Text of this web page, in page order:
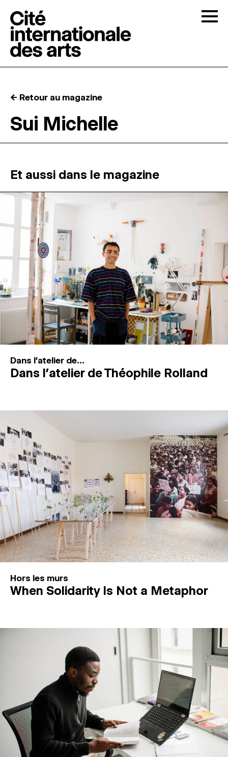
RÉSIDENCES ↓
ATELIERS OUVERTS
PROGRAMMATION
MAGAZINE
ESPACES DE PRATIQUE ARTISTIQUE ↓
Recherche
Connexion
← Retour au magazine
Sui Michelle
Et aussi dans le magazine
Dans l'atelier de...
Dans l’atelier de Théophile Rolland
Hors les murs
When Solidarity Is Not a Metaphor